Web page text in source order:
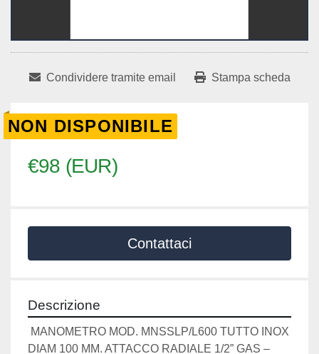
Condividere tramite email Stampa scheda
NON DISPONIBILE
€98 (EUR)
Contattaci
Descrizione
MANOMETRO MOD. MNSSLP/L600 TUTTO INOX
DIAM 100 MM. ATTACCO RADIALE 1/2” GAS –